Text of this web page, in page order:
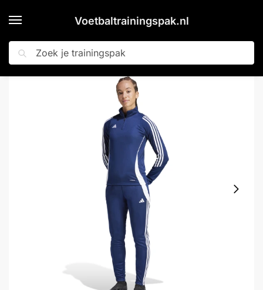
Voetbaltrainingspak.nl
Zoeken
Home » Shop » adidas Tiro 24 Trainingspak 1/4-Zip Dames Donkerblauw Wit